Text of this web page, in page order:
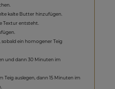
kalte Butter hinzufügen.
Textur entsteht.
ein homogener Teig
und dann 30 Minuten im
Teig auslegen, dann 15 Minuten im